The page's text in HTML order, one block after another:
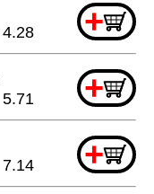
+
4.28
+
5.71
+
7.14